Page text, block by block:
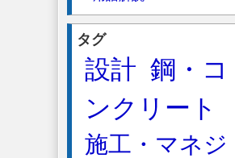
タグ
設計 鋼・コ
ンクリート
施工・マネジ